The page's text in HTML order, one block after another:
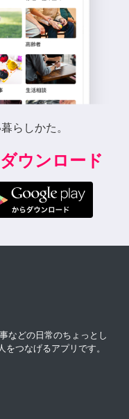
らしかた。
ウンロード
などの日常のちょっとし
つなげるアプリです。